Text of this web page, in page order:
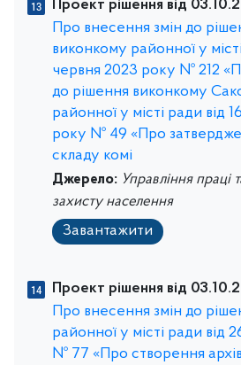
Проект рішення від
Про внесення змін до
виконкому районної у
червня 2023 року № 212
до рішення виконкому
районної у місті ради від
року № 49 «Про
складу комі
Джерело: Управління праці
захисту населення
Завантажити
Проект рішення від
Про внесення змін до
районної у місті ради від
№ 77 «Про створення